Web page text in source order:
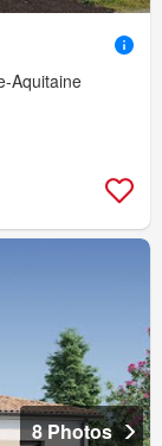
Aquitaine
8 Photos